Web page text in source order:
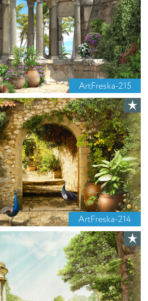
ArtFreska-215
ArtFreska-214